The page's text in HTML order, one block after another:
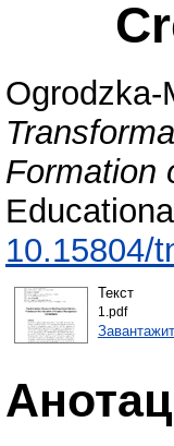
Ogrodzka-
Formation
10.15804/
Текст
1.pdf